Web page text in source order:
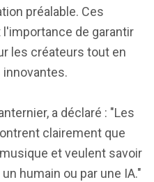
préalable. Ces
de garantir
les créateurs tout en
a déclaré : "Les
clairement que
et veulent savoir
humain ou par une IA."